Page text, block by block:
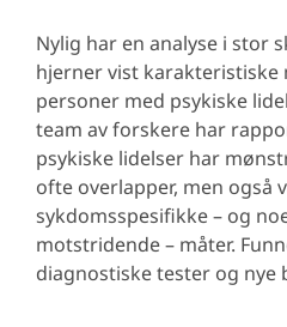
Nylig har en analyse i stor
hjerner vist
personer med psykiske
team av forskere har
psykiske lidelser har
ofte overlapper, men også
sykdomsspesifikke – og
motstridende – måter.
diagnostiske tester og nye